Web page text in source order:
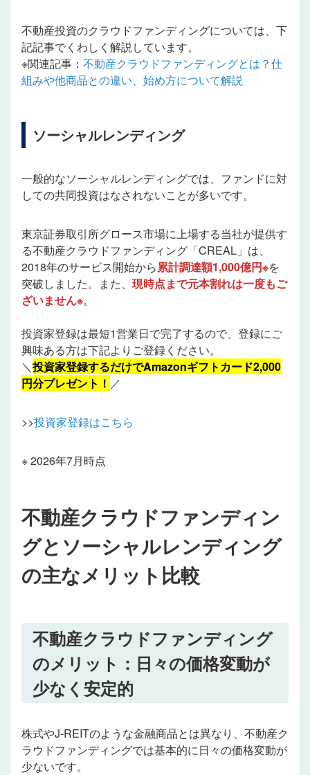
不動産投資のクラウドファンディングについては、下
記記事でくわしく解説しています。
※関連記事： 不動産クラウドファンディングとは？仕
組みや他商品との違い、始め方について解説
ソーシャルレンディング
一般的なソーシャルレンディングでは、ファンドに対
しての共同投資はなされないことが多いです。
東京証券取引所グロース市場に上場する当社が提供す
る不動産クラウドファンディング「CREAL」は、
2018年のサービス開始から累計調達額1,000億円※を
突破しました。また、 現時点まで元本割れは一度もご
ざいません※。
投資家登録は最短1営業日で完了するので、登録にご
興味ある方は下記よりご登録ください。
＼投資家登録するだけでAmazonギフトカード2,000
円分プレゼント！ ／
>>投資家登録はこちら
※ 2026年7月時点
不動産クラウドファンディン
グとソーシャルレンディング
の主なメリット比較
不動産クラウドファンディング
のメリット：日々の価格変動が
少なく安定的
株式やJ-REITのような金融商品とは異なり、不動産ク
ラウドファンディングでは基本的に日々の価格変動が
少ないです。